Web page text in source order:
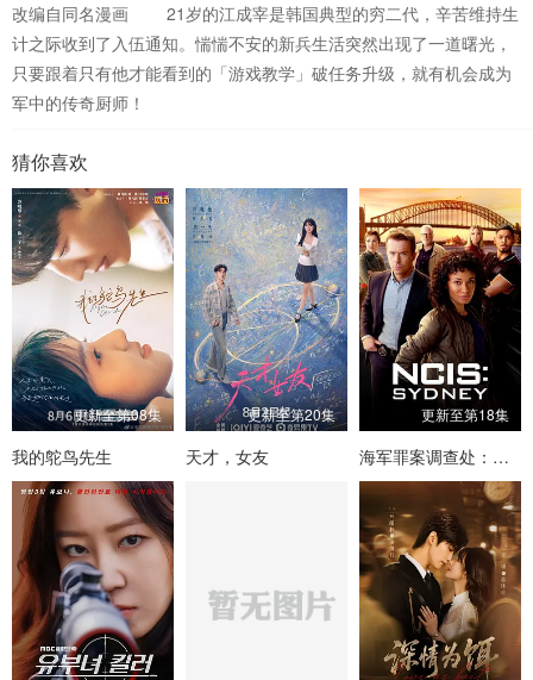
改编自同名漫画 21岁的江成宰是韩国典型的穷二代，辛苦维持生
计之际收到了入伍通知。惴惴不安的新兵生活突然出现了一道曙光，
只要跟着只有他才能看到的「游戏教学」破任务升级，就有机会成为
军中的传奇厨师！
猜你喜欢
更新至第08集
我的鸵鸟先生
更新至第20集
天才，女友
更新至第18集
海军罪案调查处：悉尼第三季